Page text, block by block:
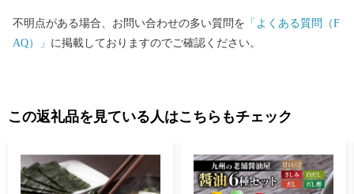
不明点がある場合、お問い合わせの多い質問を 「よくある質問（F
AQ）」 に掲載しておりますのでご確認ください。
この返礼品を見ている人はこちらもチェック